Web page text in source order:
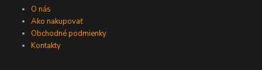
O nás
Ako nakupovať
Obchodné podmienky
Kontakty